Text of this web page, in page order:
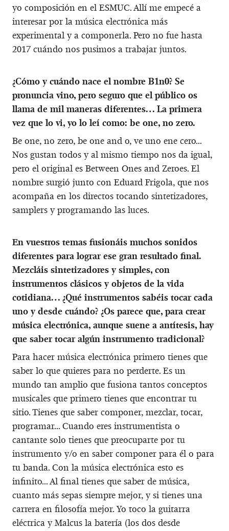
yo composición en el ESMUC. Allí me empecé a
interesar por la música electrónica más
experimental y a componerla. Pero no fue hasta
2017 cuándo nos pusimos a trabajar juntos.
¿Cómo y cuándo nace el nombre B1n0? Se
pronuncia vino, pero seguro que el público os
llama de mil maneras diferentes… La primera
vez que lo vi, yo lo leí como: be one, no zero.
Be one, no zero, be one and o, ve uno ene cero...
Nos gustan todos y al mismo tiempo nos da igual,
pero el original es Between Ones and Zeroes. El
nombre surgió junto con Eduard Frigola, que nos
acompaña en los directos tocando sintetizadores,
samplers y programando las luces.
En vuestros temas fusionáis muchos sonidos
diferentes para lograr ese gran resultado final.
Mezcláis sintetizadores y simples, con
instrumentos clásicos y objetos de la vida
cotidiana… ¿Qué instrumentos sabéis tocar cada
uno y desde cuándo? ¿Os parece que, para crear
música electrónica, aunque suene a antítesis, hay
que saber tocar algún instrumento tradicional?
Para hacer música electrónica primero tienes que
saber lo que quieres para no perderte. Es un
mundo tan amplio que fusiona tantos conceptos
musicales que primero tienes que encontrar tu
sitio. Tienes que saber componer, mezclar, tocar,
programar... Cuando eres instrumentista o
cantante solo tienes que preocuparte por tu
instrumento y/o en saber componer para él o para
tu banda. Con la música electrónica esto es
infinito... Al final tienes que saber de música,
cuanto más sepas siempre mejor, y si tienes una
carrera en filosofía mejor. Yo toco la guitarra
eléctrica y Malcus la batería (los dos desde